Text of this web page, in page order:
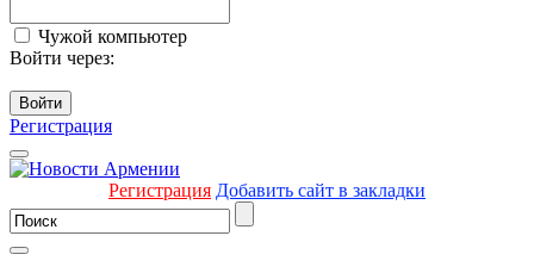
Чужой компьютер
Войти через:
Войти
Регистрация
Регистрация Добавить сайт в закладки